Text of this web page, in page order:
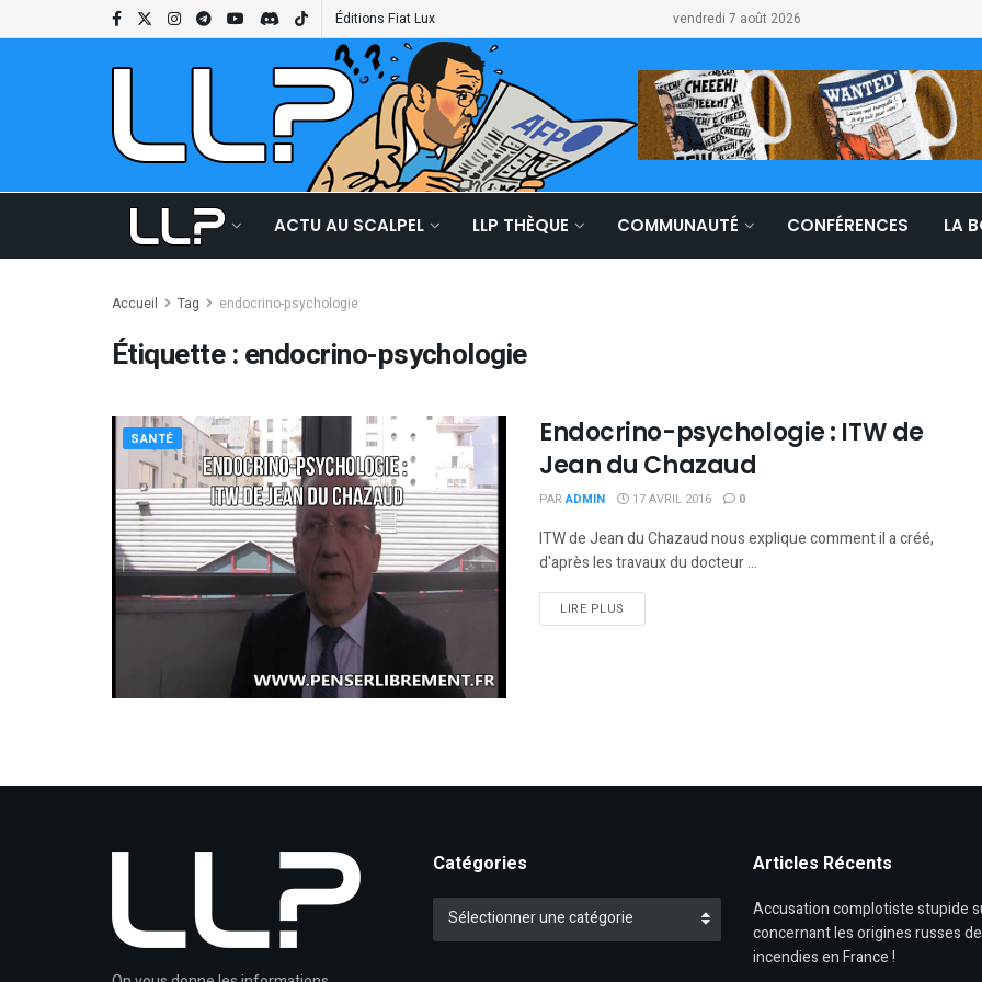
Éditions Fiat Lux vendredi 7 août 2026
ACTU AU SCALPEL LLP THÈQUE COMMUNAUTÉ CONFÉRENCES LA
Accueil Tag endocrino-psychologie
Étiquette :endocrino-psychologie
SANTÉ
Endocrino-psychologie : ITW de
Jean du Chazaud
PAR ADMIN 17 AVRIL 2016 0
ITW de Jean du Chazaud nous explique comment il a créé,
d'après les travaux du docteur ...
LIRE PLUS
Catégories
Catégories
Sélectionner une catégorie
Articles Récents
Accusation complotiste stupide
concernant les origines russes
incendies en France !